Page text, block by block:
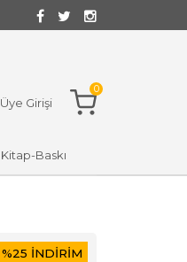
Üye Girişi
0
Kitap-Baskı
%25 İNDİRİM